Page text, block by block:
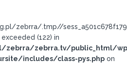
zebrra/.tmp//
(122) in
zebrra/zebrra.tv/public_html/
includes/class-pys.php on